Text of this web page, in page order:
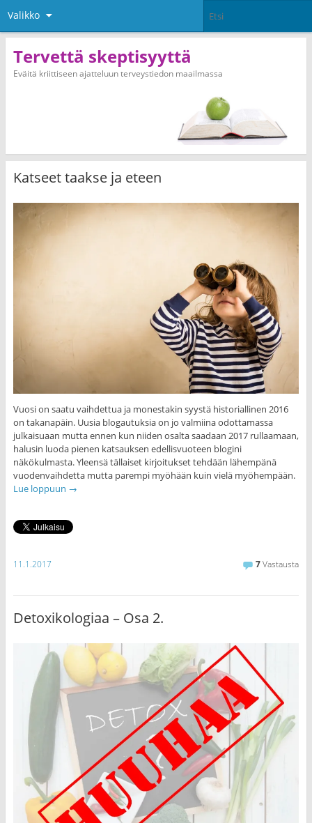
Valikko
Tervettä skeptisyyttä
Eväitä kriittiseen ajatteluun terveystiedon maailmassa
Katseet taakse ja eteen
Vuosi on saatu vaihdettua ja monestakin syystä historiallinen 2016
on takanapäin. Uusia blogautuksia on jo valmiina odottamassa
julkaisuaan mutta ennen kun niiden osalta saadaan 2017 rullaamaan,
halusin luoda pienen katsauksen edellisvuoteen blogini
näkökulmasta. Yleensä tällaiset kirjoitukset tehdään lähempänä
vuodenvaihdetta mutta parempi myöhään kuin vielä myöhempään.
Lue loppuun →
11.1.2017 7Vastausta
Detoxikologiaa – Osa 2.